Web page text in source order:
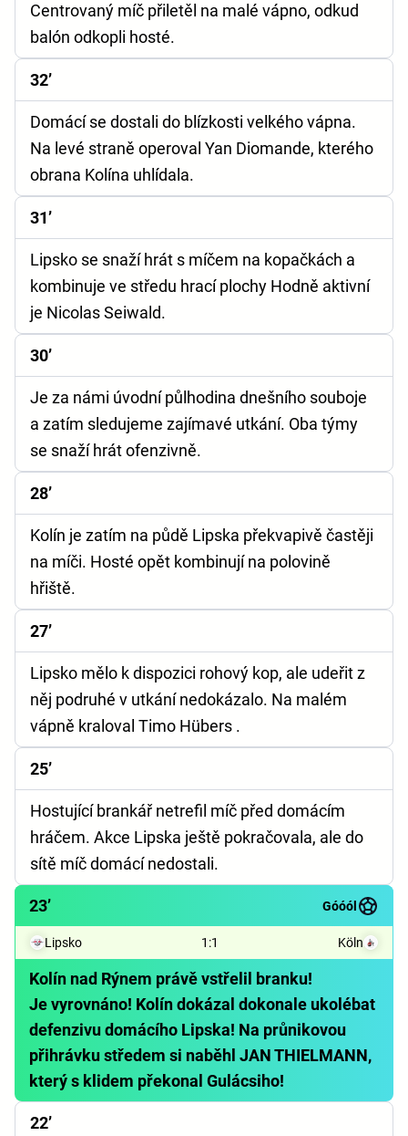
Centrovaný míč přiletěl na malé vápno, odkud
balón odkopli hosté.
32’
Domácí se dostali do blízkosti velkého vápna.
Na levé straně operoval Yan Diomande, kterého
obrana Kolína uhlídala.
31’
Lipsko se snaží hrát s míčem na kopačkách a
kombinuje ve středu hrací plochy Hodně aktivní
je Nicolas Seiwald.
30’
Je za námi úvodní půlhodina dnešního souboje
a zatím sledujeme zajímavé utkání. Oba týmy
se snaží hrát ofenzivně.
28’
Kolín je zatím na půdě Lipska překvapivě častěji
na míči. Hosté opět kombinují na polovině
hřiště.
27’
Lipsko mělo k dispozici rohový kop, ale udeřit z
něj podruhé v utkání nedokázalo. Na malém
vápně kraloval Timo Hübers .
25’
Hostující brankář netrefil míč před domácím
hráčem. Akce Lipska ještě pokračovala, ale do
sítě míč domácí nedostali.
23’ Góóól
Lipsko 1 :1 Köln
Kolín nad Rýnem právě vstřelil branku!
Je vyrovnáno! Kolín dokázal dokonale ukolébat
defenzivu domácího Lipska! Na průnikovou
přihrávku středem si naběhl JAN THIELMANN,
který s klidem překonal Gulácsiho!
22’